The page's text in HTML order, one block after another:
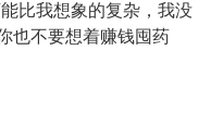
比我想象的复杂，我没
也不要想着赚钱囤药